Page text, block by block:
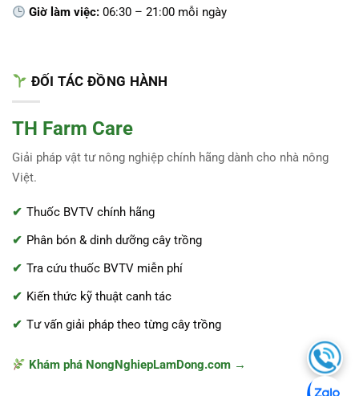
Giờ làm việc: 06:30 – 21:00 mỗi ngày
ĐỐI TÁC ĐỒNG HÀNH
TH Farm Care
Giải pháp vật tư nông nghiệp chính hãng dành cho nhà nông
Việt.
Thuốc BVTV chính hãng
Phân bón & dinh dưỡng cây trồng
Tra cứu thuốc BVTV miễn phí
Kiến thức kỹ thuật canh tác
Tư vấn giải pháp theo từng cây trồng
Khám phá NongNghiepLamDong.com →